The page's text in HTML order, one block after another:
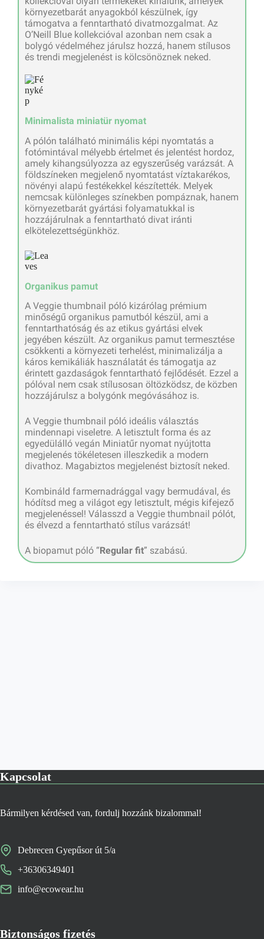
környezetbarát anyagokból készülnek, így
támogatva a fenntartható divatmozgalmat. Az
O’Neill Blue kollekcióval azonban nem csak a
bolygó védelméhez járulsz hozzá, hanem stílusos
és trendi megjelenést is kölcsönöznek neked.
Minimalista miniatür nyomat
A pólón található minimális képi nyomtatás a
fotómintával mélyebb értelmet és jelentést hordoz,
amely kihangsúlyozza az egyszerűség varázsát. A
földszíneken megjelenő nyomtatást víztakarékos,
növényi alapú festékekkel készítették. Melyek
nemcsak különleges színekben pompáznak, hanem
környezetbarát gyártási folyamatukkal is
hozzájárulnak a fenntartható divat iránti
elkötelezettségünkhöz.
Organikus pamut
A Veggie thumbnail póló kizárólag prémium
minőségű organikus pamutból készül, ami a
fenntarthatóság és az etikus gyártási elvek
jegyében készült. Az organikus pamut termesztése
csökkenti a környezeti terhelést, minimalizálja a
káros kemikáliák használatát és támogatja az
érintett gazdaságok fenntartható fejlődését. Ezzel a
pólóval nem csak stílusosan öltözködsz, de közben
hozzájárulsz a bolygónk megóvásához is.
A Veggie thumbnail póló ideális választás
mindennapi viseletre. A letisztult forma és az
egyedülálló vegán Miniatűr nyomat nyújtotta
megjelenés tökéletesen illeszkedik a modern
divathoz. Magabiztos megjelenést biztosít neked.
Kombináld farmernadrággal vagy bermudával, és
hódítsd meg a világot egy letisztult, mégis kifejező
megjelenéssel! Válasszd a Veggie thumbnail pólót,
és élvezd a fenntartható stílus varázsát!
A biopamut póló “Regular fit” szabású.
Kapcsolat
Bármilyen kérdésed van, fordulj hozzánk bizalommal!
Debrecen Gyepűsor út 5/a
+36306349401
info@ecowear.hu
Biztonságos fizetés